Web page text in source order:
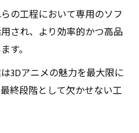
の工程において専用のソフ
され、より効率的かつ高品
す。
3Dアニメの魅力を最大限に
終段階として欠かせない工